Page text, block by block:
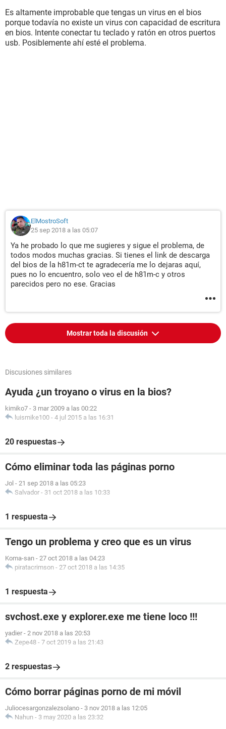
Es altamente improbable que tengas un virus en el bios
porque todavía no existe un virus con capacidad de escritura
en bios. Intente conectar tu teclado y ratón en otros puertos
usb. Posiblemente ahí esté el problema.
ElMostroSoft
25 sep 2018 a las 05:07
Ya he probado lo que me sugieres y sigue el problema, de
todos modos muchas gracias. Si tienes el link de descarga
del bios de la h81m-ct te agradecería me lo dejaras aquí,
pues no lo encuentro, solo veo el de h81m-c y otros
parecidos pero no ese. Gracias
Mostrar toda la discusión
Discusiones similares
Ayuda ¿un troyano o virus en la bios?
kimiko7 - 3 mar 2009 a las 00:22
luismike100 - 4 jul 2015 a las 16:31
20 respuestas
Cómo eliminar toda las páginas porno
Jol - 21 sep 2018 a las 05:23
Salvador - 31 oct 2018 a las 10:33
1 respuesta
Tengo un problema y creo que es un virus
Koma-san - 27 oct 2018 a las 04:23
piratacrimson - 27 oct 2018 a las 14:35
1 respuesta
svchost.exe y explorer.exe me tiene loco !!!
yadier - 2 nov 2018 a las 20:53
Zepe48 - 7 oct 2019 a las 21:43
2 respuestas
Cómo borrar páginas porno de mi móvil
Juliocesargonzalezsolano - 3 nov 2018 a las 12:05
Nahun - 3 may 2020 a las 23:32